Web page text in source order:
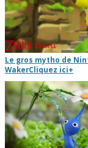
Le gros mytho de
WakerCliquez ici+